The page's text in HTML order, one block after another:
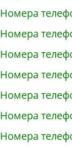
Номера
Номера
Номера
Номера
Номера
Номера
Номера